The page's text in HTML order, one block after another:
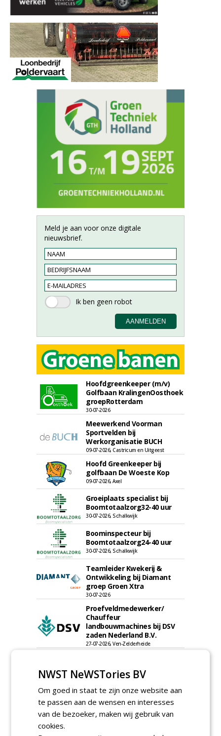
Meld je aan voor onze digitale
nieuwsbrief.
Hoofdgreenkeeper (m/v)
Golfbaan KralingenOosthoek
groepRotterdam
30-07-2026
Meewerkend Voorman
Sportvelden bij
Werkorganisatie BUCH
09-07-2026, Castricum en Uitgeest
Hoofd Greenkeeper bij
golfbaan De Woeste Kop
09-07-2026, Axel
Groeiplaats specialist bij
Boomtotaalzorg32-40 uur
30-07-2026, Schalkwijk
Boominspecteur bij
Boomtotaalzorg24-40 uur
30-07-2026, Schalkwijk
Teamleider Kwekerij &
Ontwikkeling bij Diamant
groep Groen Xtra
30-07-2026
Proefveldmedewerker/
Chauffeur
landbouwmachines bij DSV
zaden Nederland B.V.
27-07-2026, Ven-Zelderheide
27-07-2026, Ven-Zelderheide
meer Groene Banen
NWST NeWSTories BV
Om goed in staat te zijn onze website aan
te passen aan de wensen en interesses
van de bezoeker, maken wij gebruik van
cookies.